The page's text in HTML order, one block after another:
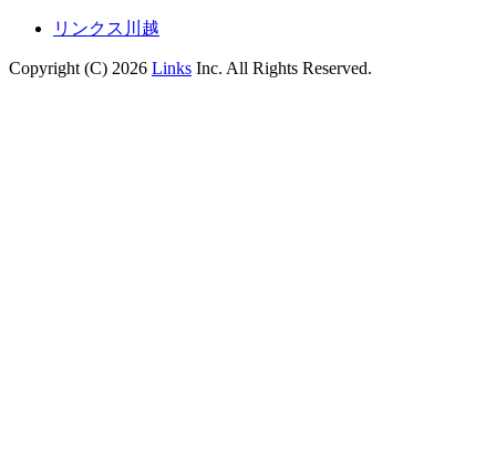
リンクス川越
Copyright (C) 2026 Links Inc. All Rights Reserved.